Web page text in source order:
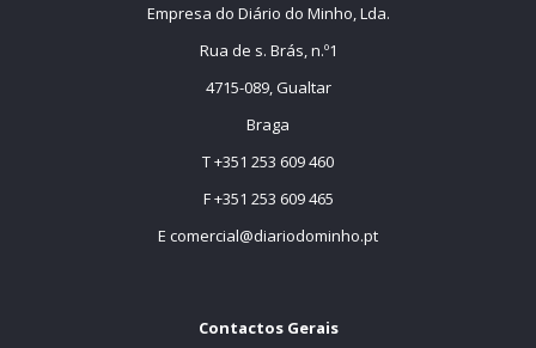
Empresa do Diário do Minho, Lda.
Rua de s. Brás, n.º1
4715-089, Gualtar
Braga
T +351 253 609 460
F +351 253 609 465
E comercial@diariodominho.pt
Contactos Gerais